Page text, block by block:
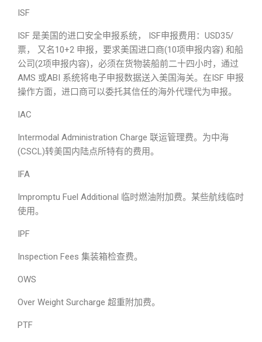
ISF
ISF 是美国的进口安全申报系统， ISF申报费用：USD35/
票， 又名10+2 申报，要求美国进口商(10项申报内容) 和船
公司(2项申报内容)，必须在货物装船前二十四小时，通过
AMS 或ABI 系统将电子申报数据送入美国海关。在ISF 申报
操作方面，进口商可以委托其信任的海外代理代为申报。
IAC
Intermodal Administration Charge 联运管理费。为中海
(CSCL)转美国内陆点所特有的费用。
IFA
Impromptu Fuel Additional 临时燃油附加费。某些航线临时
使用。
IPF
Inspection Fees 集装箱检查费。
OWS
Over Weight Surcharge 超重附加费。
PTF